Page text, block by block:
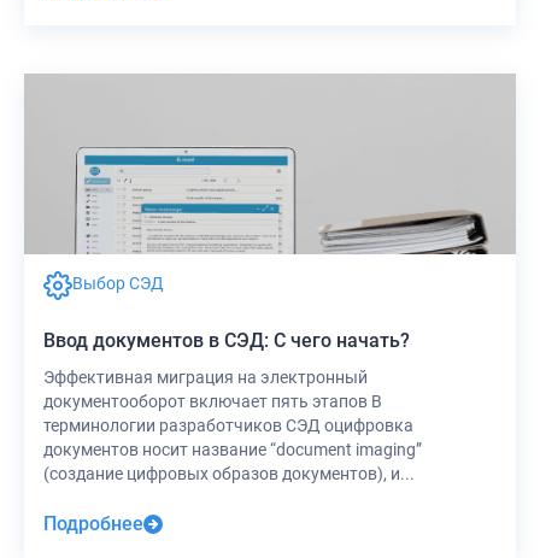
Выбор СЭД
Ввод документов в СЭД: С чего начать?
Эффективная миграция на электронный
документооборот включает пять этапов В
терминологии разработчиков СЭД оцифровка
документов носит название “document imaging”
(создание цифровых образов документов), и...
Подробнее